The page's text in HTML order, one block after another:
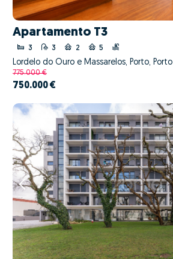
Apartamento T3
3 3 2 5
Lordelo do Ouro e Massarelos, Porto, Porto
775.000 €
750.000 €